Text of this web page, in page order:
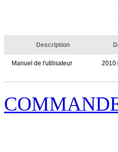
Description
Manuel de l'utilisateur